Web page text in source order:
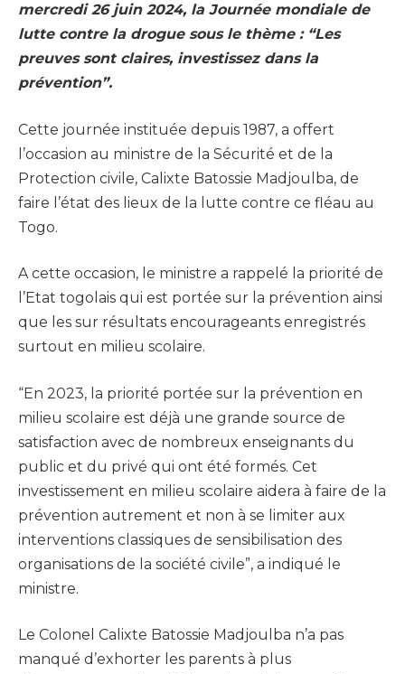
mercredi 26 juin 2024, la Journée mondiale de
lutte contre la drogue sous le thème : “Les
preuves sont claires, investissez dans la
prévention”.
Cette journée instituée depuis 1987, a offert
l’occasion au ministre de la Sécurité et de la
Protection civile, Calixte Batossie Madjoulba, de
faire l’état des lieux de la lutte contre ce fléau au
Togo.
A cette occasion, le ministre a rappelé la priorité de
l’Etat togolais qui est portée sur la prévention ainsi
que les sur résultats encourageants enregistrés
surtout en milieu scolaire.
“En 2023, la priorité portée sur la prévention en
milieu scolaire est déjà une grande source de
satisfaction avec de nombreux enseignants du
public et du privé qui ont été formés. Cet
investissement en milieu scolaire aidera à faire de la
prévention autrement et non à se limiter aux
interventions classiques de sensibilisation des
organisations de la société civile”, a indiqué le
ministre.
Le Colonel Calixte Batossie Madjoulba n’a pas
manqué d’exhorter les parents à plus